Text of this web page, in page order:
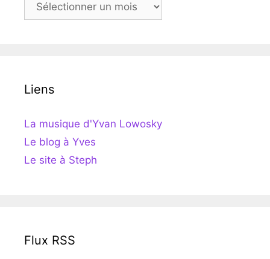
Liens
La musique d'Yvan Lowosky
Le blog à Yves
Le site à Steph
Flux RSS